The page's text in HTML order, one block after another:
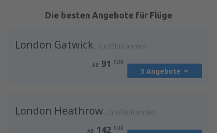
Die besten Angebote für Flüge
London Gatwick Großbritannien
AB 91 EUR
3 Angebote
AB 91EUR
London Heathrow Großbritannien
AB 142 EUR